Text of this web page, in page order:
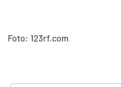
Foto: 123rf.com